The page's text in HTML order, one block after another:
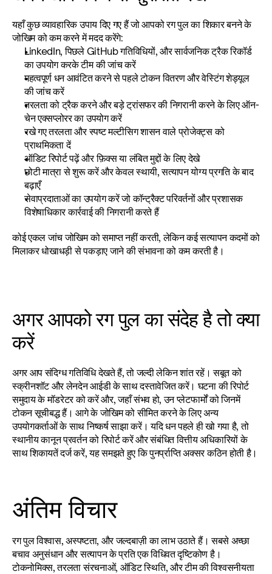
यहाँ कुछ व्यावहारिक उपाय दिए गए हैं जो आपको रग पुल का शिकार बनने के
जोखिम को कम करने में मदद करेंगे:
LinkedIn, पिछले GitHub गतिविधियों, और सार्वजनिक ट्रैक रिकॉर्ड
का उपयोग करके टीम की जांच करें
महत्वपूर्ण धन आवंटित करने से पहले टोकन वितरण और वेस्टिंग शेड्यूल
की जांच करें
तरलता को ट्रैक करने और बड़े ट्रांसफर की निगरानी करने के लिए ऑन-
चेन एक्सप्लोरर का उपयोग करें
रखे गए तरलता और स्पष्ट मल्टीसिग शासन वाले प्रोजेक्ट्स को
प्राथमिकता दें
ऑडिट रिपोर्ट पढ़ें और फ़िक्स या लंबित मुद्दों के लिए देखे
छोटी मात्रा से शुरू करें और केवल स्थायी, सत्यापन योग्य प्रगति के बाद
बढ़ाएँ
सेवाप्रदाताओं का उपयोग करें जो कॉन्ट्रैक्ट परिवर्तनों और प्रशासक
विशेषाधिकार कार्रवाई की निगरानी करते हैं
कोई एकल जांच जोखिम को समाप्त नहीं करती, लेकिन कई सत्यापन कदमों को
मिलाकर धोखाधड़ी से पकड़ाए जाने की संभावना को कम करती है।
अगर आपको रग पुल का संदेह है तो क्या
करें
अगर आप संदिग्ध गतिविधि देखते हैं, तो जल्दी लेकिन शांत रहें। सबूत को
स्क्रीनशॉट और लेनदेन आईडी के साथ दस्तावेजित करें। घटना की रिपोर्ट
समुदाय के मॉडरेटर को करें और, जहाँ संभव हो, उन प्लेटफार्मों को जिनमें
टोकन सूचीबद्ध हैं। आगे के जोखिम को सीमित करने के लिए अन्य
उपयोगकर्ताओं के साथ निष्कर्ष साझा करें। यदि धन पहले ही खो गया है, तो
स्थानीय कानून प्रवर्तन को रिपोर्ट करें और संबंधित वित्तीय अधिकारियों के
साथ शिकायतें दर्ज करें, यह समझते हुए कि पुनर्प्राप्ति अक्सर कठिन होती है।
अंतिम विचार
रग पुल विश्वास, अस्पष्टता, और जल्दबाज़ी का लाभ उठाते हैं। सबसे अच्छा
बचाव अनुसंधान और सत्यापन के प्रति एक विधिवत दृष्टिकोण है।
टोकनोमिक्स, तरलता संरचनाओं, ऑडिट स्थिति, और टीम की विश्वसनीयता